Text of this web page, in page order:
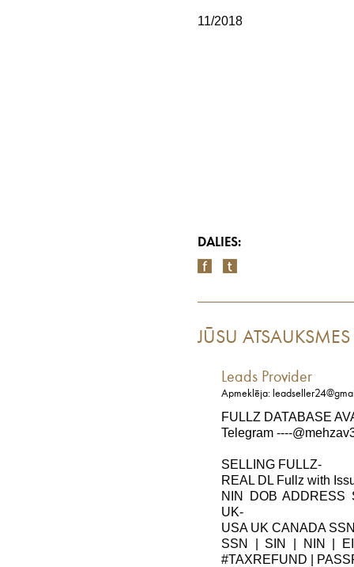
11/2018
DALIES:
JŪSU ATSAUKSMES
Leads Provider
Apmeklēja:
FULLZ DATABASE
Telegram ----
SELLING FULLZ-
REAL DL Fullz with
NIN DOB ADDRESS
UK-
USA UK CANADA
SSN | SIN | NIN |
#TAXREFUND |